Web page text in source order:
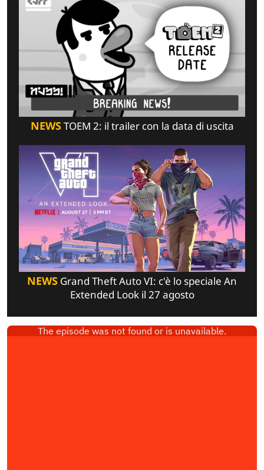
NEWSTOEM 2: il trailer con la data di uscita
NEWS Grand Theft Auto VI: c'è lo speciale An
Extended Look il 27 agosto